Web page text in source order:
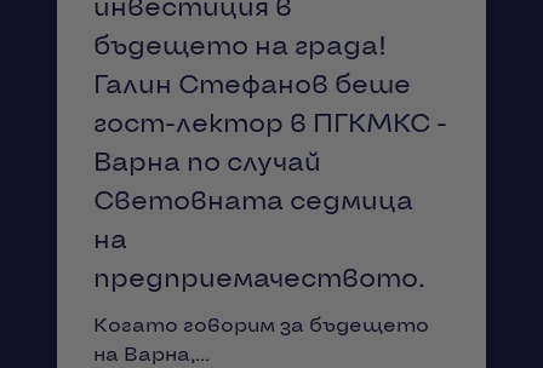
инвестиция в
бъдещето на града!
Галин Стефанов беше
гост-лектор в ПГКМКС -
Варна по случай
Световната седмица
на
предприемачеството.
Когато говорим за бъдещето
на Варна,...